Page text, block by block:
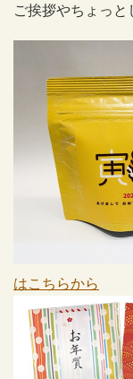
ご挨拶やちょっと
はこちらから